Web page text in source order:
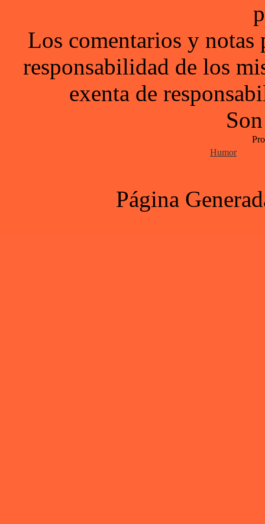
Los comentarios y notas
responsabilidad de los
exenta de
Humor
Página